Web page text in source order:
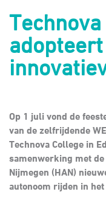
Op 1 juli vond de
van de zelfrijdende
Technova College in
samenwerking met
Nijmegen (HAN)
autonoom rijden in